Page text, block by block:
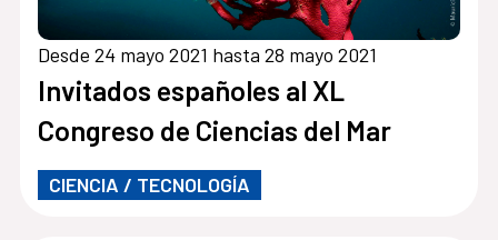
Desde 24 mayo 2021 hasta 28 mayo 2021
Invitados españoles al XL
Congreso de Ciencias del Mar
CIENCIA / TECNOLOGÍA